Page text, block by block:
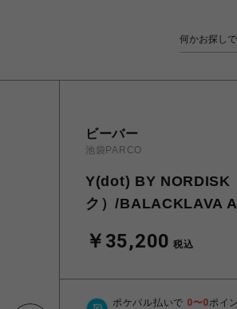
ビーバー
池袋PARCO
Y(dot) BY NORDISK
ク）/BALACKLAVA
￥35,200 税込
ポケパル払いで 0〜0ポイ